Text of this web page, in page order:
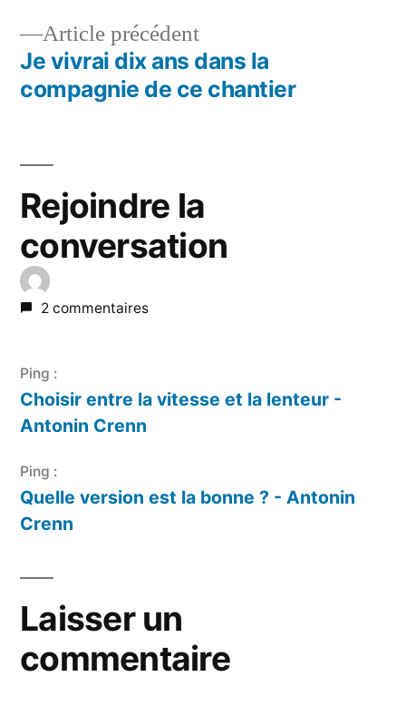
l’article
Article précédentArticle
précédent :
Je vivrai dix ans dans la
compagnie de ce chantier
Rejoindre la
conversation
2 commentaires
Ping :
Choisir entre la vitesse et la lenteur -
Antonin Crenn
Ping :
Quelle version est la bonne ? - Antonin
Crenn
Laisser un
commentaire